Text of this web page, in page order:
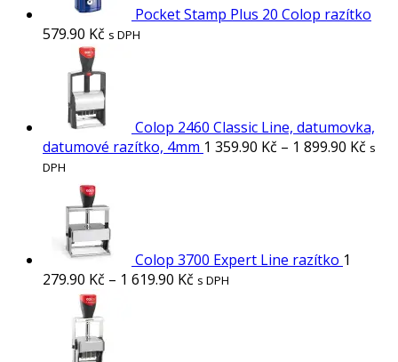
Pocket Stamp Plus 20 Colop razítko
579.90 Kč s DPH
Colop 2460 Classic Line, datumovka,
datumové razítko, 4mm 1 359.90 Kč – 1 899.90 Kč s
DPH
Colop 3700 Expert Line razítko 1
279.90 Kč – 1 619.90 Kč s DPH